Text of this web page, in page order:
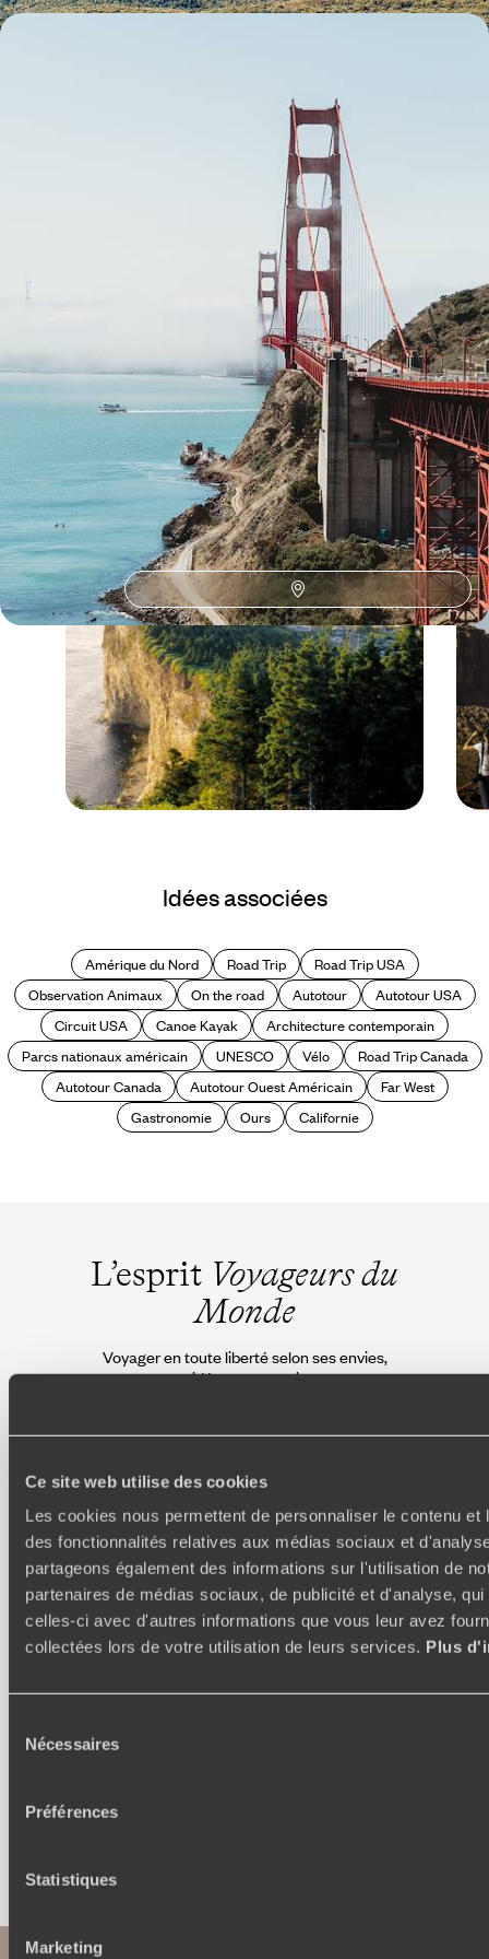
Ce site web utilise des cookies
Les cookies nous permettent de personnaliser le contenu et
des fonctionnalités relatives aux médias sociaux et
partageons également des informations sur l'utilisation de
partenaires de médias sociaux, de publicité et d'analyse,
celles-ci avec d'autres informations que vous leur avez
collectées lors de votre utilisation de leurs services. Plus
Nécessaires
Préférences
Statistiques
Marketing
Une belle boucle à travers les régions méconnues du Golden State,
6 7 8
Amérique du Nord
Conseils pratiques, témoignages et inspirations pour bien préparer son
voyage
A faire et ne pas faire
au Québec
Idées associées
Amérique du Nord Road Trip
Road Trip USA
Observation Animaux
On the road Autotour
Autotour USA
Circuit USA
Canoe Kayak
Architecture contemporain
Parcs nationaux américain
UNESCO Vélo
Road Trip Canada
Autotour Canada
Autotour Ouest Américain
Far West
Gastronomie
Ours Californie
L’esprit Voyageurs du
Monde
Voyager en toute liberté selon ses envies,
ses idées, ses passions
Où je veux
250 conseillers spécialisés par pays et par régions :
inspirent et créent un voyage ultra-personnalisé :
À